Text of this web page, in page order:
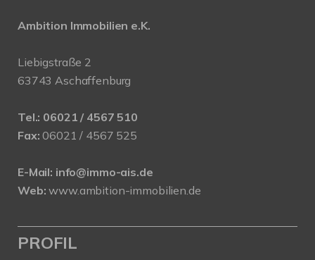
Ambition Immobilien e.K.
Liebigstraße 2
63743 Aschaffenburg
Tel.: 06021 / 4567 510
Fax: 06021 / 4567 525
E-Mail: info@immo-ais.de
Web: www.ambition-immobilien.de
PROFIL